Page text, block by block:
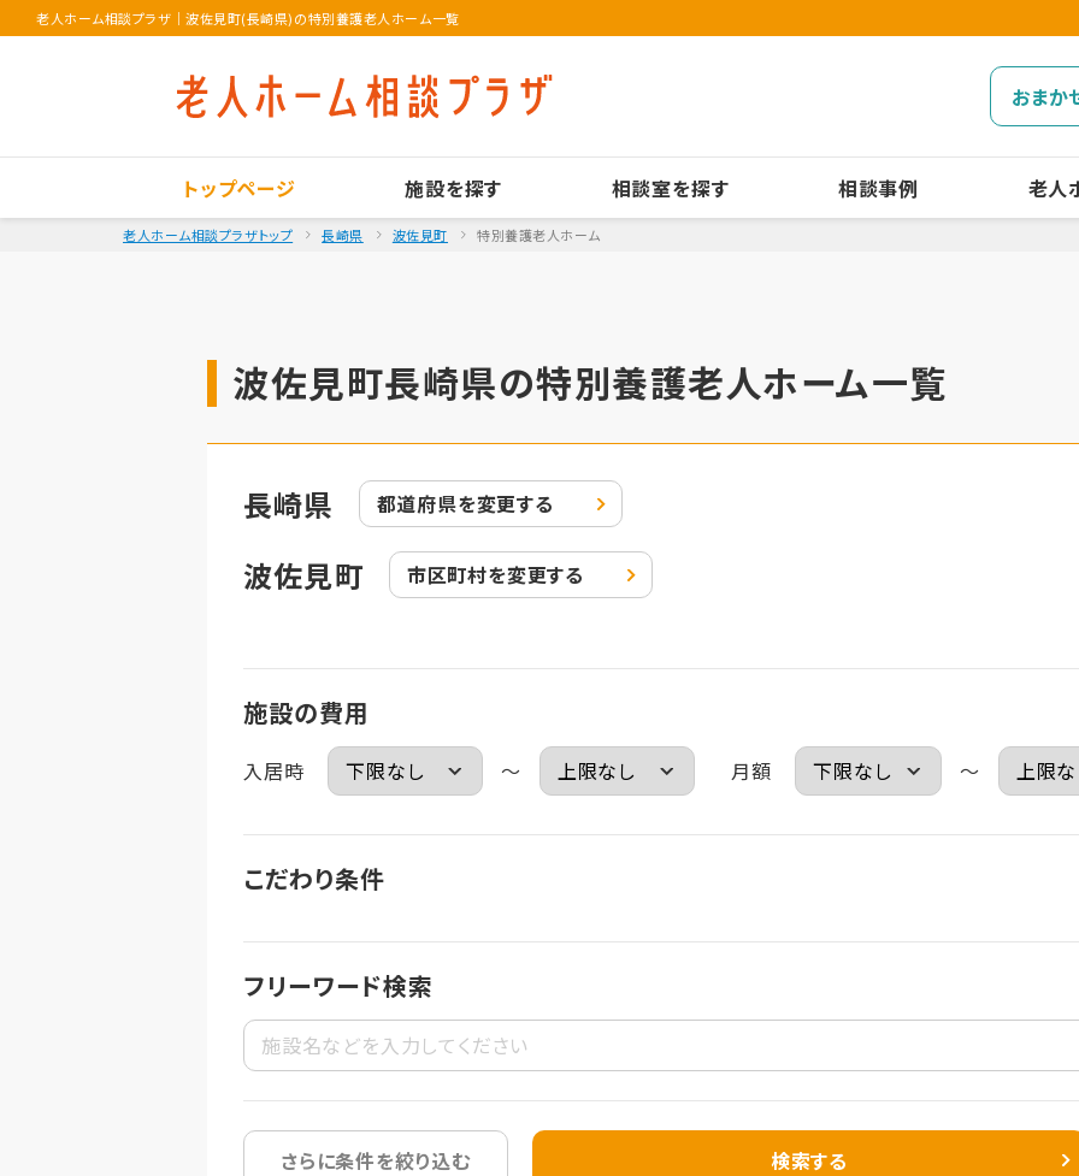
老人ホーム相談プラザ ｜波佐見町(長崎県)の特別養護老人ホーム一覧
おまか
トップページ 施設を探す 相談室を探す 相談事例 老人
老人ホーム相談プラザトップ 長崎県 波佐見町 特別養護老人ホーム
波佐見町長崎県の特別養護老人ホーム一覧
長崎県 都道府県を変更する
波佐見町 市区町村を変更する
施設の費用
入居時 ～ 月額 ～
こだわり条件
フリーワード検索
さらに条件を絞り込む 検索する